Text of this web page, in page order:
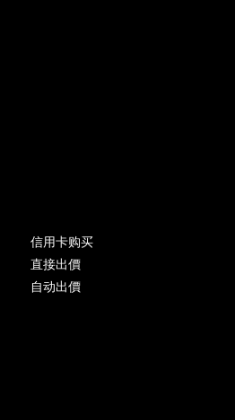
信用卡购买
直接出價
自动出價